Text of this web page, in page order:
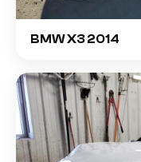
BMW X3 2014